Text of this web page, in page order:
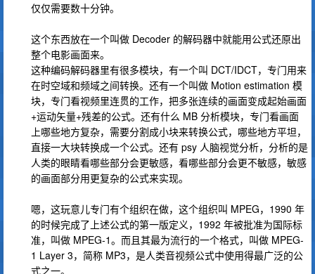
仅仅需要数十分钟。
这个东西放在一个叫做 Decoder 的解码器中就能用公式还原出
整个电影画面来。
这种编码解码器里有很多模块，有一个叫 DCT/IDCT，专门用来
在时空域和频域之间转换。还有一个叫做 Motion estimation 模
块，专门看视频里连贯的工作，把多张连续的画面变成起始画面
+运动矢量+残差的公式。还有什么 MB 分析模块，专门看画面
上哪些地方复杂，需要分割成小块来转换公式，哪些地方平坦，
直接一大块转换成一个公式。还有 psy 人脑视觉分析，分析的是
人类的眼睛看哪些部分会更敏感，看哪些部分会更不敏感，敏感
的画面部分用更复杂的公式来实现。
嗯，这玩意儿专门有个组织在做，这个组织叫 MPEG，1990 年
的时候完成了上述公式的第一版定义，1992 年被批准为国际标
准，叫做 MPEG-1。而且其最为流行的一个格式，叫做 MPEG-
1 Layer 3，简称 MP3，是人类音视频公式中使用得最广泛的公
式之一。